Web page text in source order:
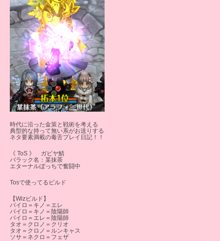
時代に沿った金策と戦術を考える
典型的な持って無い系がお送りする
ネタ要素満載の毒舌プレイ日記！！
《 ToS 》 ガビヤ鯖
バラック名：某抹茶
エターナルぼっちで奮闘中
Tosで使ってるビルド
【Wizビルド】
パイロ＝キノ＝エレ
パイロ＝キノ＝陰陽師
パイロ＝エレ＝陰陽師
タオ＝クロノ＝クリオ
タオ＝クロノ＝ルンキャス
ソサ＝ネクロ＝フェザ